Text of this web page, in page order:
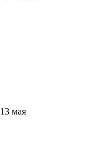
13 мая